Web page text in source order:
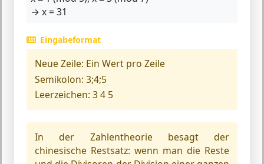
→ x = 31
Eingabeformat
Neue Zeile: Ein Wert pro Zeile
Semikolon: 3;4;5
Leerzeichen: 3 4 5
In der Zahlentheorie besagt der
chinesische Restsatz: wenn man die Reste